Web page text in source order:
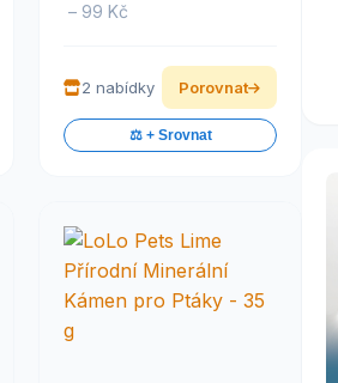
– 99 Kč
2 nabídky Porovnat
⚖️ + Srovnat